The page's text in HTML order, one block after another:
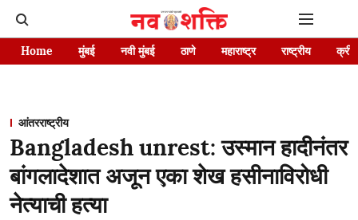
Home मुंबई नवी मुंबई ठाणे महाराष्ट्र राष्ट्रीय
आंतरराष्ट्रीय
Bangladesh unrest: उस्मान हादीनंतर
बांगलादेशात अजून एका शेख हसीनाविरोधी
नेत्याची हत्या